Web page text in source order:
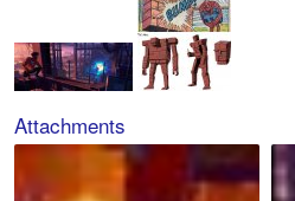
Attachments